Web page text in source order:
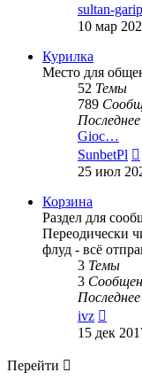
sultan-
10 мар
Курилка
Место для
52 Темы
789
Gioc…
SunbetPl
25 июл
Корзина
Раздел для
Переодически
флуд - всё
3 Темы
3
ivz
к
15 дек
Перейти